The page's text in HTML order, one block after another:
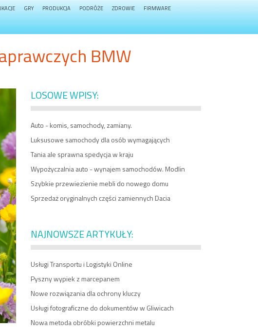
GRY PRODUKCJA PODRÓŻE ZDROWIE FIRMWARE
BMW
LOSOWE WPISY:
Auto - komis, samochody, zamiany.
Luksusowe samochody dla osób wymagających
Tania ale sprawna spedycja w kraju
Wypożyczalnia auto - wynajem samochodów. Modlin
Szybkie przewiezienie mebli do nowego domu
Sprzedaż oryginalnych części zamiennych Dacia
NAJNOWSZE ARTYKUŁY:
Usługi Transportu i Logistyki Online
Pyszny wypiek z marcepanem
Nowe rozwiązania dla ochrony kluczy
Usługi fotograficzne do dokumentów w Gliwicach
Nowa metoda obróbki powierzchni metalu